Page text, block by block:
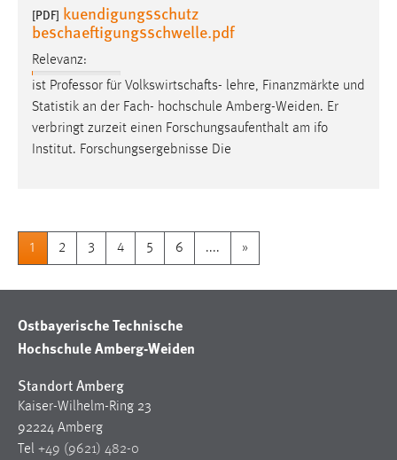
[PDF] kuendigungsschutz
beschaeftigungsschwelle.pdf
Relevanz:
ist Professor für Volkswirtschafts- lehre, Finanzmärkte und
Statistik an der Fach- hochschule Amberg-Weiden. Er
verbringt zurzeit einen Forschungsaufenthalt am ifo
Institut. Forschungsergebnisse Die
1 2 3 4 5 6 .... »
Ostbayerische Technische
Hochschule Amberg-Weiden
Standort Amberg
Kaiser-Wilhelm-Ring 23
92224 Amberg
Tel +49 (9621) 482-0